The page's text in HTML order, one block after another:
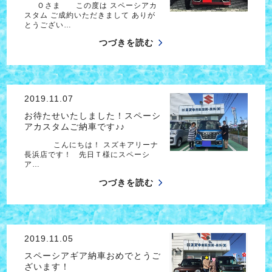
Ｏさま この度は スペーシアカ
スタム ご成約いただきまして ありが
とうござい…
つづきを読む
2019.11.07
お待たせいたしました！スペーシ
アカスタムご納車です♪♪
こんにちは！ スズキアリーナ
長浜店です！ 先日Ｔ様にスペーシ
ア…
つづきを読む
2019.11.05
スペーシアギア納車おめでとうご
ざいます！